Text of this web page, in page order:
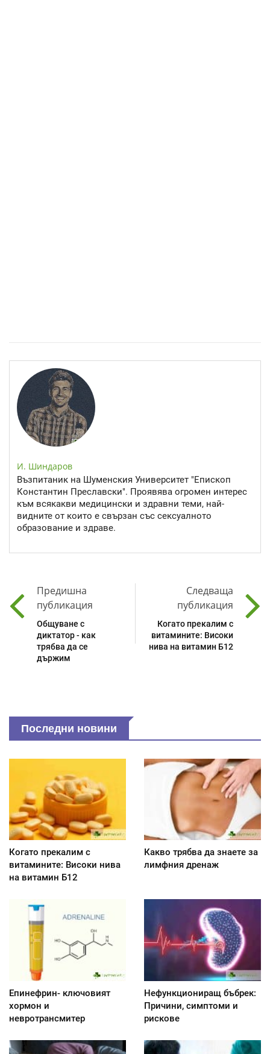
И. Шиндаров
Възпитаник на Шуменския Университет "Епископ
Константин Преславски". Проявява огромен интерес
към всякакви медицински и здравни теми, най-
видните от които е свързан със сексуалното
образование и здраве.
Предишна
публикация
Общуване с
диктатор - как
трябва да се
държим
Следваща
публикация
Когато прекалим с
витамините: Високи
нива на витамин Б12
Последни новини
Когато прекалим с
витамините: Високи нива
на витамин Б12
Какво трябва да знаете за
лимфния дренаж
Епинефрин- ключовият
хормон и
невротрансмитер
Нефункциониращ бъбрек:
Причини, симптоми и
рискове